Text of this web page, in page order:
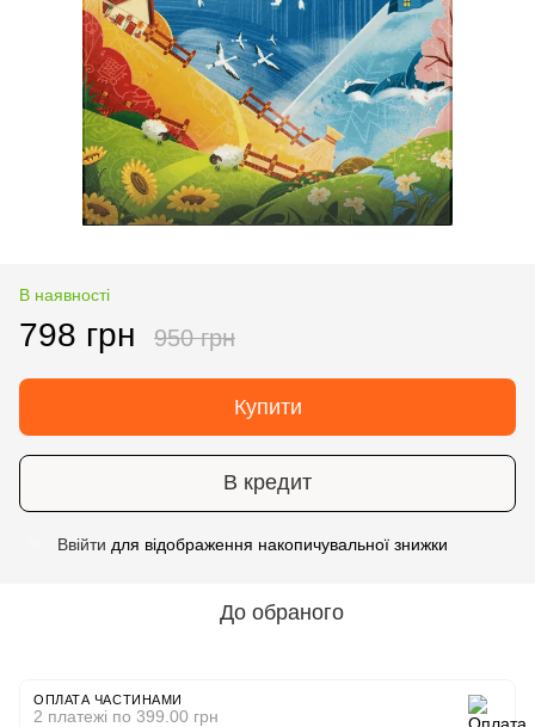
В наявності
798 грн 950 грн
Купити
В кредит
Ввійти для відображення накопичувальної знижки
До обраного
ОПЛАТА ЧАСТИНАМИ
2 платежі по 399.00 грн